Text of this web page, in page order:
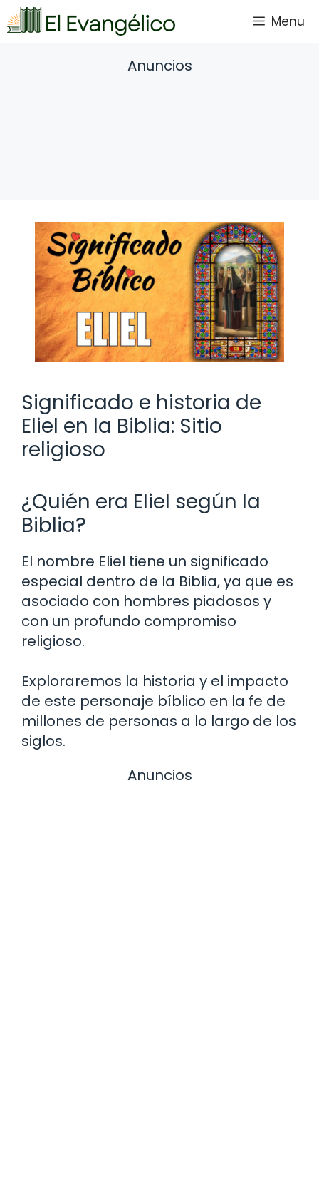
Saltar
al
Menu
Anuncios
Significado e historia de
Eliel en la Biblia: Sitio
religioso
¿Quién era Eliel según la
Biblia?
El nombre Eliel tiene un significado
especial dentro de la Biblia, ya que es
asociado con hombres piadosos y
con un profundo compromiso
religioso.
Exploraremos la historia y el impacto
de este personaje bíblico en la fe de
millones de personas a lo largo de los
siglos.
Anuncios